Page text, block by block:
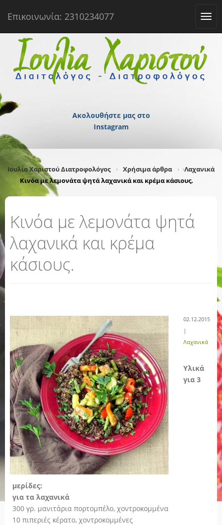
Επικοινωνία: 2310234077
Ακολουθήστε μας στο
Instagram
Ιουλία Χαριστού Διατροφολόγος Χρήσιμα άρθρα
Λαχανικά
Κινόα με λεμονάτα ψητά λαχανικά και κρέμα κάσιους.
Κινόα με λεμονάτα ψητά
λαχανικά και κρέμα
κάσιους.
02.12.2015
|
Λαχανικά
Υλικά
για 3
μερίδες:
για τα λαχανικά
300 γρ. μανιτάρια πορτομπέλο, χοντροκομμένα
10 πιπεριές κέρατο, χοντροκομμένες